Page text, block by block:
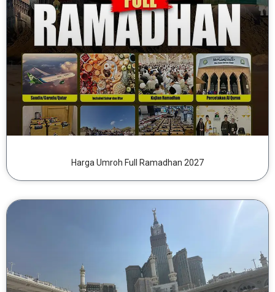
Harga Umroh Full Ramadhan 2027